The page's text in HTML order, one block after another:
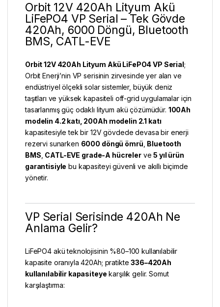
Orbit 12V 420Ah Lityum Akü
LiFePO4 VP Serial – Tek Gövde
420Ah, 6000 Döngü, Bluetooth
BMS, CATL-EVE
Orbit 12V 420Ah Lityum Akü LiFePO4VP Serial;
Orbit Enerji’nin VP serisinin zirvesinde yer alan ve
endüstriyel ölçekli solar sistemler, büyük deniz
taşıtları ve yüksek kapasiteli off-grid uygulamalar için
tasarlanmış güç odaklı lityum akü çözümüdür. 100Ah
modelin 4.2 katı, 200Ah modelin 2.1 katı
kapasitesiyle tek bir 12V gövdede devasa bir enerji
rezervi sunarken 6000 döngü ömrü Bluetooth
BMS CATL-EVE grade-A hücrelerve5 yıl ürün
garantisiyle bu kapasiteyi güvenli ve akıllı biçimde
yönetir.
VP Serial Serisinde 420Ah Ne
Anlama Gelir?
LiFePO4 akü teknolojisinin %80–100 kullanılabilir
kapasite oranıyla 420Ah; pratikte336–420Ah
kullanılabilir kapasiteye karşılık gelir. Somut
karşılaştırma: